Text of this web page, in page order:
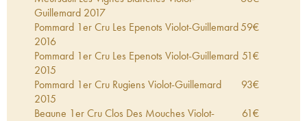
Guillemard 2017
Pommard 1er Cru Les Epenots Violot-Guillemard
2016
59€
Pommard 1er Cru Les Epenots Violot-Guillemard
2015
51€
Pommard 1er Cru Rugiens Violot-Guillemard
2015
93€
Beaune 1er Cru Clos Des Mouches Violot-
61€